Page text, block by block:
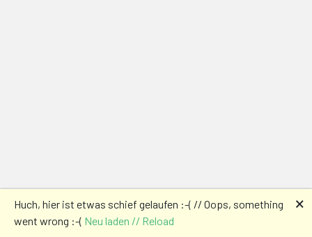
Huch, hier ist etwas schief gelaufen :-( // Oops, something
went wrong :-( Neu laden // Reload
🗙